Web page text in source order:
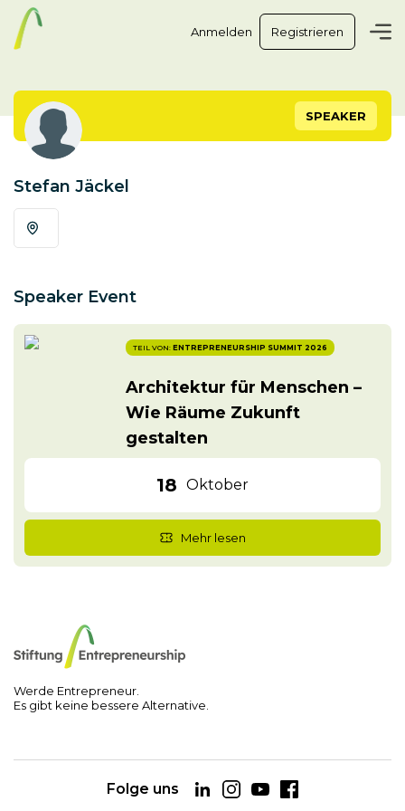
Anmelden Registrieren
SPEAKER
Stefan Jäckel
Speaker Event
TEIL VON: ENTREPRENEURSHIP SUMMIT 2026
Architektur für Menschen –
Wie Räume Zukunft
gestalten
18 Oktober
Mehr lesen
Werde Entrepreneur.
Es gibt keine bessere Alternative.
Folge uns